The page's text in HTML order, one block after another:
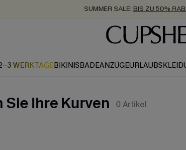
SUMMER SALE: BIS ZU 50%
ZUM NEWSLETTER:BIS ZU -20% EXTRA
KOSTENLOSER VERSAND AB
3 WERKTAGEBIKINISBADEANZÜGE
Ihre Kurven 0 Artikel